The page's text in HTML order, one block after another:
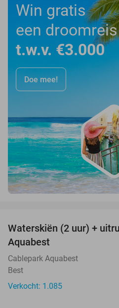
Win gratis
een droomreis
t.w.v. €3.000
Doe mee!
Waterskiën (2 uur) +
Aquabest
Cablepark Aquabest
Best
Verkocht: 1.085